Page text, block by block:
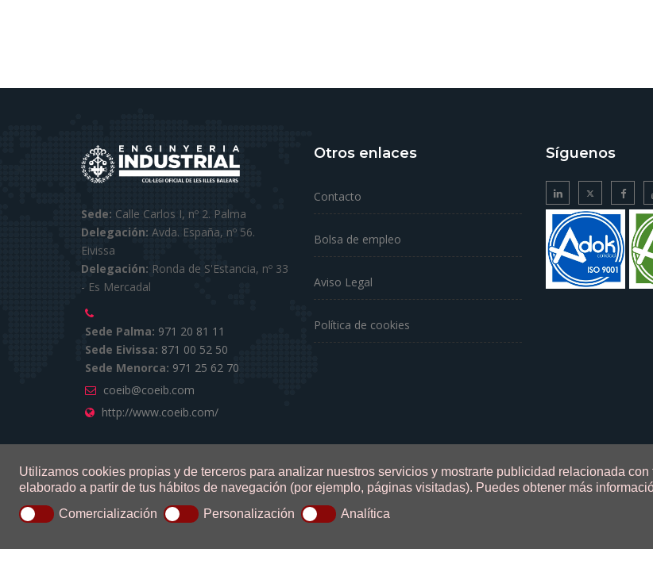
Utilizamos cookies propias y de terceros para analizar nuestros servicios y mostrarte publicidad relacionada con
elaborado a partir de tus hábitos de navegación (por ejemplo, páginas visitadas). Puedes obtener más
Comercialización
Personalización Analítica
Sede: Calle Carlos I, nº 2. Palma
Delegación: Avda. España, nº 56.
Eivissa
Delegación: Ronda de S'Estancia, nº 33
- Es Mercadal
Sede Palma: 971 20 81 11
Sede Eivissa: 871 00 52 50
Sede Menorca: 971 25 62 70
coeib@coeib.com
http://www.coeib.com/
Otros enlaces
Contacto
Bolsa de empleo
Aviso Legal
Política de cookies
Síguenos
0.1.2.47